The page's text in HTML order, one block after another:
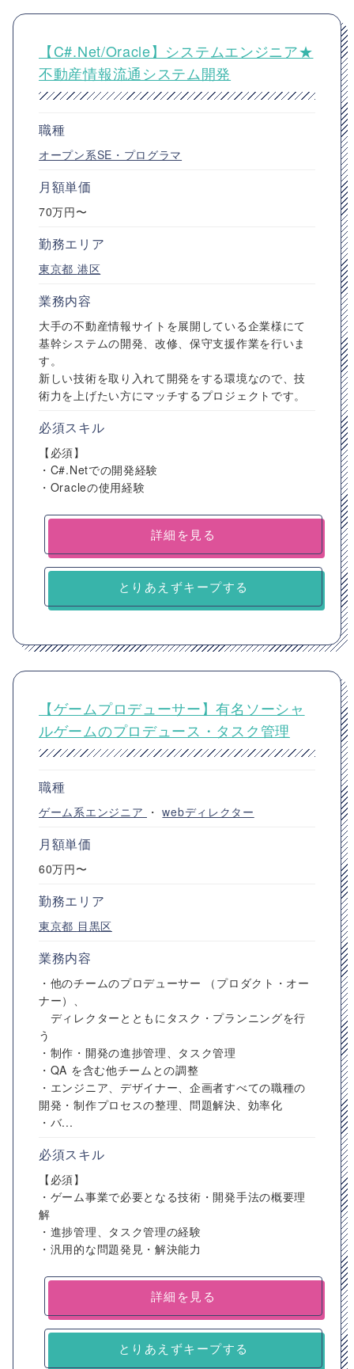
【C#.Net/Oracle】システムエンジニア★
不動産情報流通システム開発
職種
オープン系SE・プログラマ
月額単価
70万円〜
勤務エリア
東京都 港区
業務内容
大手の不動産情報サイトを展開している企業様にて
基幹システムの開発、改修、保守支援作業を行いま
す。
新しい技術を取り入れて開発をする環境なので、技
術力を上げたい方にマッチするプロジェクトです。
必須スキル
【必須】
・C#.Netでの開発経験
・Oracleの使用経験
詳細を見る
とりあえずキープする
【ゲームプロデューサー】有名ソーシャ
ルゲームのプロデュース・タスク管理
職種
ゲーム系エンジニア ・webディレクター
月額単価
60万円〜
勤務エリア
東京都 目黒区
業務内容
・他のチームのプロデューサー （プロダクト・オー
ナー）、
ディレクターとともにタスク・プランニングを行
う
・制作・開発の進捗管理、タスク管理
・QA を含む他チームとの調整
・エンジニア、デザイナー、企画者すべての職種の
開発・制作プロセスの整理、問題解決、効率化
・バ...
必須スキル
【必須】
・ゲーム事業で必要となる技術・開発手法の概要理
解
・進捗管理、タスク管理の経験
・汎用的な問題発見・解決能力
詳細を見る
とりあえずキープする